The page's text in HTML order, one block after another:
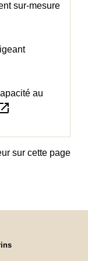
sur-mesure
au
sur cette page